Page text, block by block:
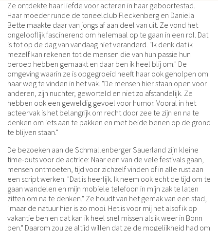
Ze ontdekte haar liefde voor acteren in haar geboortestad.
Haar moeder runde de toneelclub Fleckenberg en Daniela
Bette maakte daar van jongs af aan deel van uit. Ze vond het
ongelooflijk fascinerend om helemaal op te gaan in een rol. Dat
is tot op de dag van vandaag niet veranderd. "Ik denk dat ik
mezelf kan rekenen tot de mensen die van hun passie hun
beroep hebben gemaakt en daar ben ik heel blij om." De
omgeving waarin ze is opgegroeid heeft haar ook geholpen om
haar weg te vinden in het vak. "De mensen hier staan open voor
anderen, zijn nuchter, geworteld en niet zo afstandelijk. Ze
hebben ook een geweldig gevoel voor humor. Vooral in het
acteervak is het belangrijk om recht door zee te zijn en na te
denken om iets aan te pakken en met beide benen op de grond
te blijven staan."
De bezoeken aan de Schmallenberger Sauerland zijn kleine
time-outs voor de actrice: Naar een van de vele festivals gaan,
mensen ontmoeten, tijd voor zichzelf vinden of in alle rust aan
een script werken. "Dat is heerlijk. Ik neem ook echt de tijd om te
gaan wandelen en mijn mobiele telefoon in mijn zak te laten
zitten om na te denken." Ze houdt van het gemak van een stad,
"maar de natuur hier is zo mooi. Het is voor mij net alsof ik op
vakantie ben en dat kan ik heel snel missen als ik weer in Bonn
ben." Daarom zou ze altijd willen dat ze de mogelijkheid had om